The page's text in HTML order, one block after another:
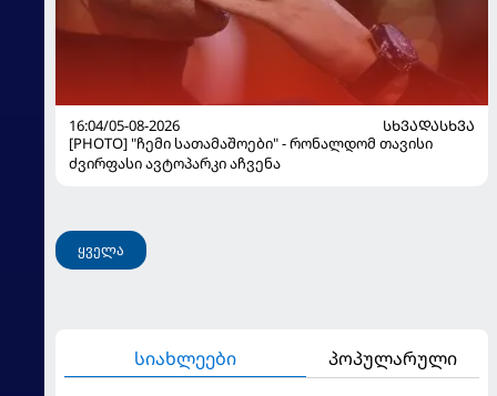
16:04/05-08-2026
ᲡᲮᲕᲐᲓᲐᲡᲮᲕᲐ
[PHOTO] "ჩემი სათამაშოები" - რონალდომ თავისი
ძვირფასი ავტოპარკი აჩვენა
ყველა
სიახლეები პოპულარული